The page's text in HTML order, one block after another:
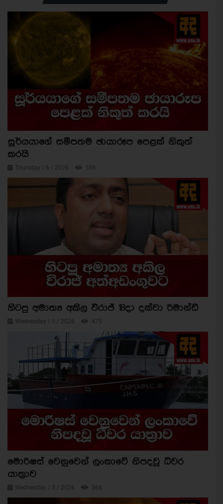
සූර්යයාගේ සමීපතම ඡායාරූප පෙළක් නිකුත්
කරයි
Thursday / 6 / 2026 556
හිටපු අමාත්‍ය අකිල විරාජ් 18දා දක්වා රිමාන්ඩ්
Wednesday / 5 / 2026 475
මොරිෂස් වෙනුවෙන් ලංකාවේ නිපදවූ ධීවර
යාත්‍රාව
Wednesday / 5 / 2026 366